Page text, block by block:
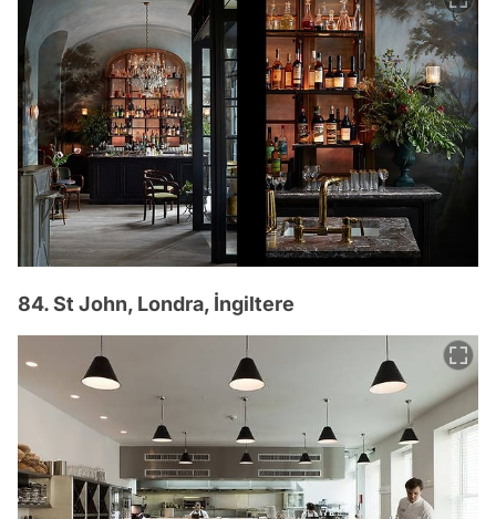
84. St John, Londra, İngiltere